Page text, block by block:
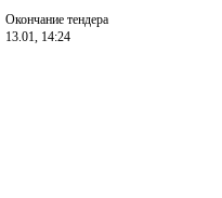
Окончание тендера
13.01, 14:24